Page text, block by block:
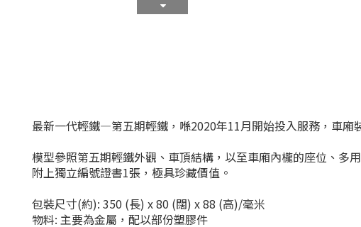
最新一代輕鐵—第五期輕鐵，喺2020年11月開始投入服務，車廂
模型參照第五期輕鐵外觀、車頂結構，以至車廂內櫳的座位、多
附上獨立編號證書1張，極具珍藏價值。
包裝尺寸(約): 350 (長) x 80 (闊) x 88 (高)/毫米
物料: 主要為金屬，配以部份塑膠件